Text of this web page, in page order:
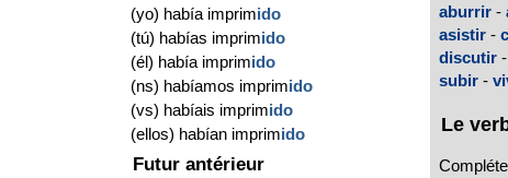
(yo) había imprimido
(tú) habías imprimido
(él) había imprimido
(ns) habíamos imprimido
(vs) habíais imprimido
(ellos) habían imprimido
Futur antérieur
aburrir -
asistir -
discutir -
subir -
Le